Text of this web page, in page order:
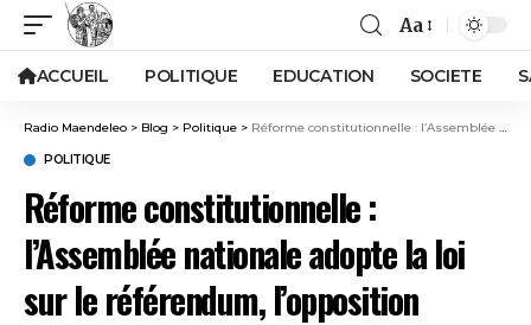
Aa
ACCUEIL POLITIQUE EDUCATION SOCIETE
Radio Maendeleo > Blog > Politique > Réforme constitutionnelle : l’Assemblée nationale adopte la loi sur le référendum, l’opposition annonce un sit-in à Kinshasa
POLITIQUE
Réforme constitutionnelle :
l’Assemblée nationale adopte la loi
sur le référendum, l’opposition